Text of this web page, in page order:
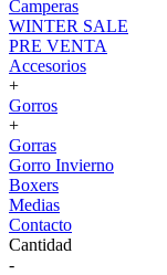
Camperas
WINTER SALE
PRE VENTA
Accesorios
+
Gorros
+
Gorras
Gorro Invierno
Boxers
Medias
Contacto
Cantidad
-